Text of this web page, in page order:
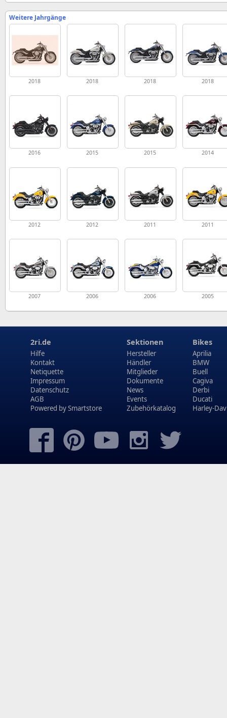
Weitere Jahrgänge
2018 2018 2018 2018
2016 2015 2015 2014
2012 2012 2011 2011
2007 2006 2006 2005
2ri.de
Hilfe
Kontakt
Netiquette
Impressum
Datenschutz
AGB
Powered bySmartstore
Sektionen
Hersteller
Händler
Mitglieder
Dokumente
News
Events
Zubehörkatalog
Bikes
Aprilia
BMW
Buell
Cagiva
Derbi
Ducati
Harley-